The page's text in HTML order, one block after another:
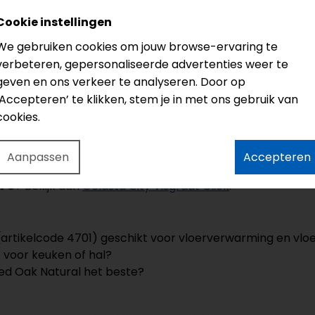
snijverlies(afgerond op hele pakken). Handig
ondergrond. Egaliseren voorkomt doortekenen
. Liever uitbesteden? Bekijk de mogelijkheden van onze
Praktische tips voor reinigen en beschermen
? Bekijk danGelasta City Visgraat Click.
4701) geschikt voor vloerverwarming en
keuken of hal?
Oak Natural het beste?
instellingen
gebruiken cookies om jouw browse-ervaring te
gepersonaliseerde advertenties weer te
en ons verkeer te analyseren. Door op
te klikken, stem je in met ons gebruik van
Aanpassen Accepteren